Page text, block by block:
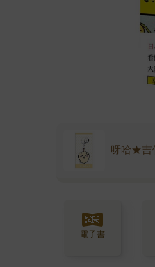
呀哈★吉
電子書